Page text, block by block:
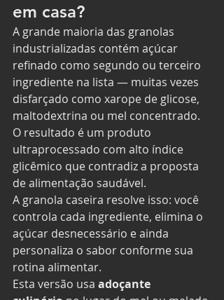
em casa?
A grande maioria das granolas
industrializadas contém açúcar
refinado como segundo ou terceiro
ingrediente na lista — muitas vezes
disfarçado como xarope de glicose,
maltodextrina ou mel concentrado.
O resultado é um produto
ultraprocessado com alto índice
glicêmico que contradiz a proposta
de alimentação saudável.
A granola caseira resolve isso: você
controla cada ingrediente, elimina o
açúcar desnecessário e ainda
personaliza o sabor conforme sua
rotina alimentar.
Esta versão usa adoçante